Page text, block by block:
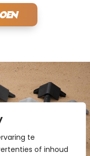
te
of inhoud